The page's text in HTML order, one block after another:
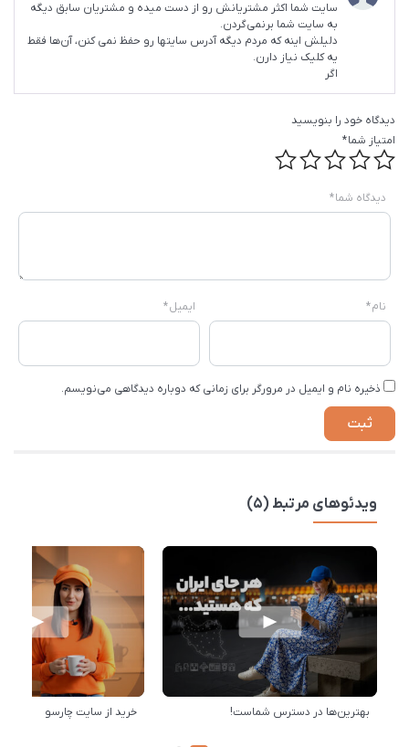
از 5
سایت شما اکثر مشتریانش رو از دست میده و مشتریان سابق دیگه
به سایت شما برنمی‌گردن.
دلیلش اینه که مردم دیگه آدرس سایتها رو حفظ نمی کنن، آن‌ها فقط
یه کلیک نیاز دارن.
اگر
دیدگاه خود را بنویسید
امتیاز شما*
دیدگاه شما*
نام* ایمیل*
ذخیره نام و ایمیل در مرورگر برای زمانی که دوباره دیدگاهی می‌نویسم.
ویدئوهای مرتبط (5)
بهترین‌ها در دسترس شماست! خرید از سایت چارسو